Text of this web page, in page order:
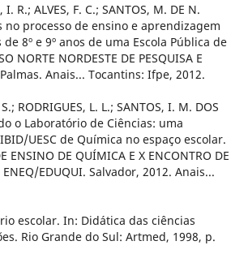
R.; ALVES, F. C.; SANTOS, M. DE N.
no processo de ensino e aprendizagem
8º e 9º anos de uma Escola Pública de
NORTE NORDESTE DE PESQUISA E
Anais... Tocantins: Ifpe, 2012.
RODRIGUES, L. L.; SANTOS, I. M. DOS
o Laboratório de Ciências: uma
UESC de Química no espaço escolar.
ENSINO DE QUÍMICA E X ENCONTRO DE
EDUQUI. Salvador, 2012. Anais...
escolar. In: Didática das ciências
Rio Grande do Sul: Artmed, 1998, p.